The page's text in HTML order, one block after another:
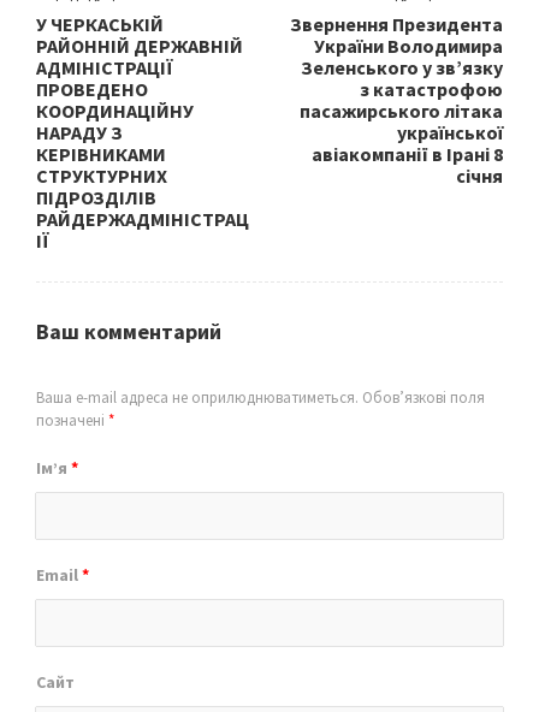
У ЧЕРКАСЬКІЙ
РАЙОННІЙ ДЕРЖАВНІЙ
АДМІНІСТРАЦІЇ
ПРОВЕДЕНО
КООРДИНАЦІЙНУ
НАРАДУ З
КЕРІВНИКАМИ
СТРУКТУРНИХ
ПІДРОЗДІЛІВ
РАЙДЕРЖАДМІНІСТРАЦ
ІЇ
Звернення Президента
України Володимира
Зеленського у зв’язку
з катастрофою
пасажирського літака
української
авіакомпанії в Ірані 8
січня
Ваш комментарий
Ваша e-mail адреса не оприлюднюватиметься. Обов’язкові поля
позначені *
Ім’я *
Email*
Сайт